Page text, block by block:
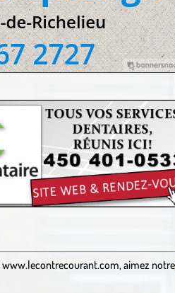
www.lecontrecourant.com, aimez notre